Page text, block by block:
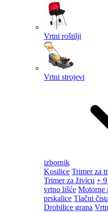
Vrtni roštilji
Vrtni strojevi
izbornik
Kosilice Trimer za
Trimer za živicu + 9
vrtno lišće Motorne
prskalice Tlačni
Drobilice grana